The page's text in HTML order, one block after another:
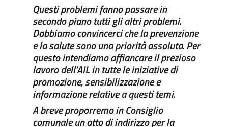
Questi problemifanno passare in
secondo piano tutti gli altri problemi.
Dobbiamo convincerci che la prevenzione
e la salute sono una priorità assoluta. Per
questo intendiamo affiancare il prezioso
lavoro dell’AIL in tutte le iniziative di
promozione, sensibilizzazione e
informazione relative a questi temi.
A breveproporremo in Consiglio
comunale un atto di indirizzo per la